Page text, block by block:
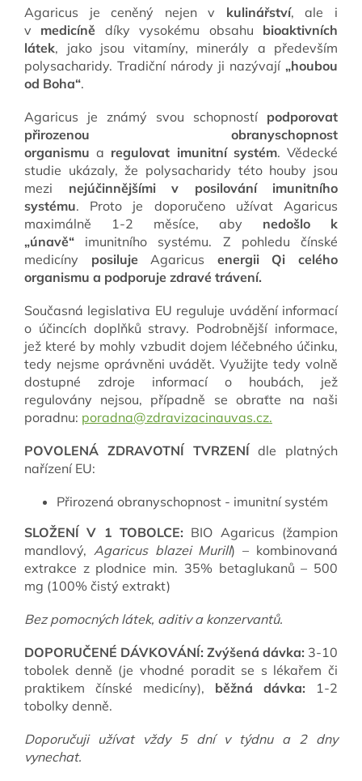
Agaricus je ceněný nejen v kulinářství, ale i
v
medicíně díky vysokému obsahu
bioaktivních
látek, jako jsou vitamíny, minerály a především
polysacharidy. Tradiční národy ji nazývají „houbou
od Boha“.
Agaricus je známý svou schopností podporovat
přirozenou obranyschopnost
organismu a regulovat imunitní systém. Vědecké
studie ukázaly, že polysacharidy této houby jsou
mezi
nejúčinnějšími v posilování imunitního
systému. Proto je doporučeno užívat Agaricus
maximálně 1-2 měsíce, aby
nedošlo k
„únavě“
imunitního systému. Z pohledu čínské
medicíny
posiluje Agaricus
energii Qi celého
organismu a podporuje zdravé trávení.
Současná legislativa EU reguluje uvádění informací
o účincích doplňků stravy. Podrobnější informace,
jež které by mohly vzbudit dojem léčebného účinku,
tedy nejsme oprávněni uvádět. Využijte tedy volně
dostupné zdroje informací o houbách, jež
regulovány nejsou, případně se obraťte na naši
poradnu: poradna@zdravizacinauvas.cz.
POVOLENÁ ZDRAVOTNÍ TVRZENÍ dle platných
nařízení EU:
Přirozená obranyschopnost - imunitní systém
SLOŽENÍ V 1 TOBOLCE: BIO Agaricus (žampion
mandlový, Agaricus blazei Murill) – kombinovaná
extrakce z plodnice min. 35% betaglukanů – 500
mg (100% čistý extrakt)
Bez pomocných látek, aditiv a konzervantů.
DOPORUČENÉ DÁVKOVÁNÍ: Zvýšená dávka: 3-10
tobolek denně (je vhodné poradit se s lékařem či
praktikem čínské medicíny), běžná dávka: 1-2
tobolky denně.
Doporučuji užívat vždy 5 dní v týdnu a 2 dny
vynechat.